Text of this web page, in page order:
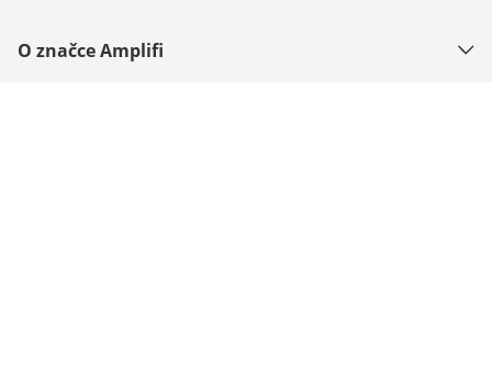
O značce Amplifi